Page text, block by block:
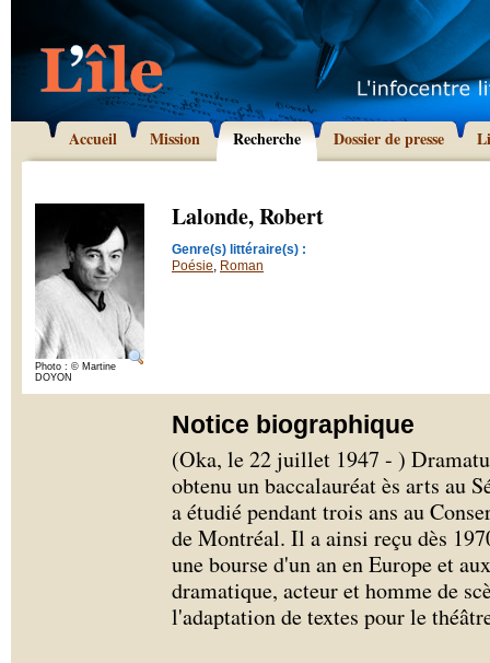
Accueil Mission Recherche Dossier de presse
Photo : © Martine
DOYON
Lalonde, Robert
Genre(s) littéraire(s) :
Poésie, Roman
Notice biographique
(Oka, le 22 juillet 1947 - )
obtenu un baccalauréat ès arts au
a étudié pendant trois ans au
de Montréal. Il a ainsi reçu dès
une bourse d'un an en Europe et
dramatique, acteur et homme de
l'adaptation de textes pour le